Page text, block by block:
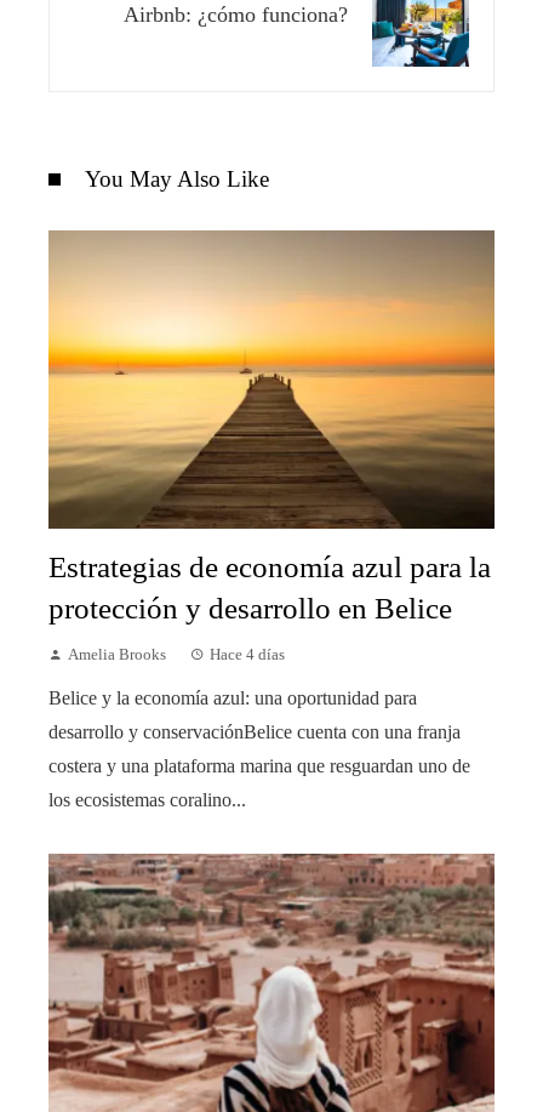
Airbnb: ¿cómo funciona?
You May Also Like
Estrategias de economía azul para la
protección y desarrollo en Belice
Amelia Brooks Hace 4 días
Belice y la economía azul: una oportunidad para
desarrollo y conservaciónBelice cuenta con una franja
costera y una plataforma marina que resguardan uno de
los ecosistemas coralino...